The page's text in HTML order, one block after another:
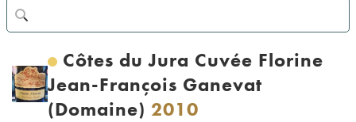
Côtes du Jura Cuvée Florine
Jean-François Ganevat
(Domaine) 2010